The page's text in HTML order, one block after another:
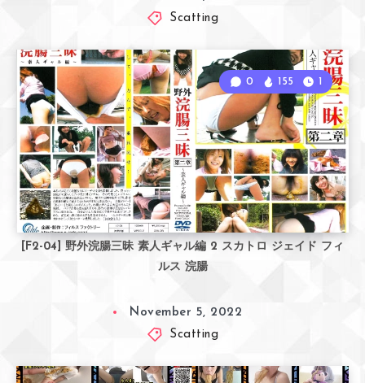
Scatting
[F2-04] 野外浣腸三昧 素人ギャル編 2 スカトロ ジェイド フィ
ルス 浣腸
0 155 1
November 5, 2022
Scatting